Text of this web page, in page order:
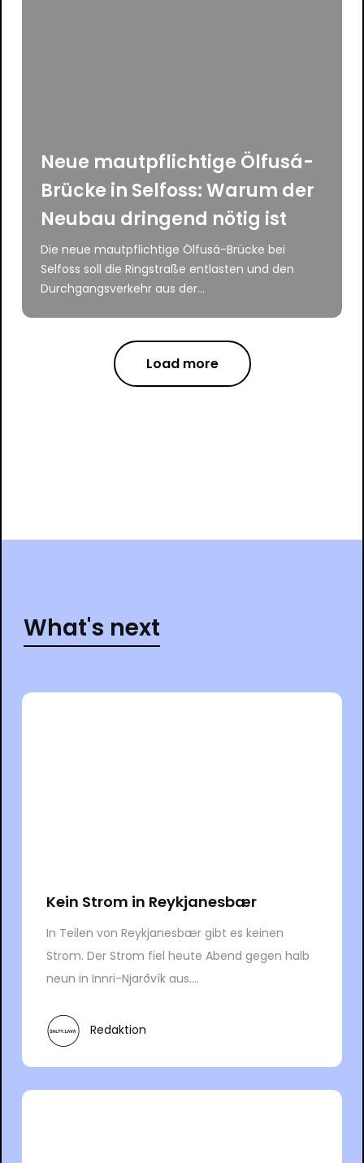
Neue mautpflichtige Ölfusá-
Brücke in Selfoss: Warum der
Neubau dringend nötig ist
Die neue mautpflichtige Ölfusá-Brücke bei
Selfoss soll die Ringstraße entlasten und den
Durchgangsverkehr aus der...
Load more
What's next
Kein Strom in Reykjanesbær
In Teilen von Reykjanesbær gibt es keinen
Strom. Der Strom fiel heute Abend gegen halb
neun in Innri-Njarðvík aus....
Redaktion